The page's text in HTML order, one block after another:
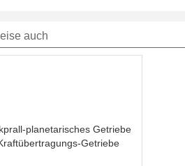
auch